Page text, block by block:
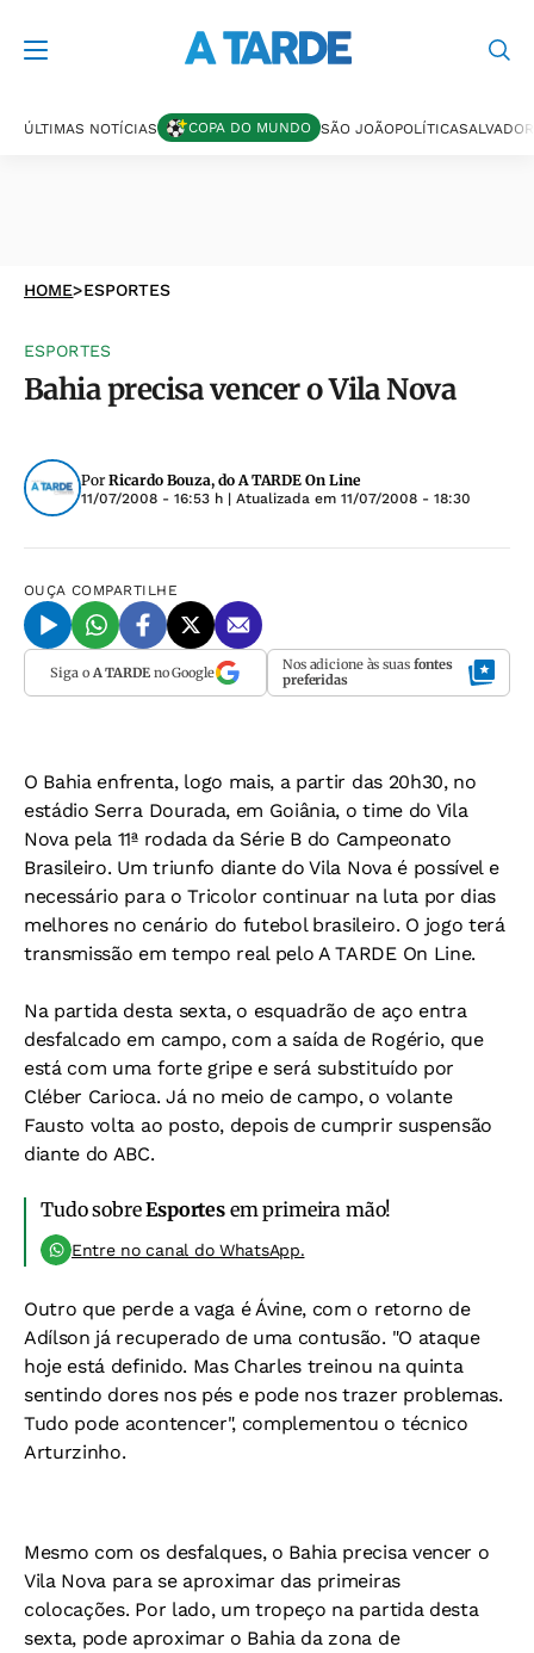
ÚLTIMAS NOTÍCIAS COPA DO MUNDO SÃO JOÃOPOLÍTICASALVADOR
HOME>ESPORTES
ESPORTES
Bahia precisa vencer o Vila Nova
Por Ricardo Bouza, do A TARDE On Line
11/07/2008 - 16:53 h | Atualizada em 11/07/2008 - 18:30
OUÇA COMPARTILHE
Siga o A TARDEno Google Nos adicione às suas fontes
preferidas
O Bahia enfrenta, logo mais, a partir das 20h30, no
estádio Serra Dourada, em Goiânia, o time do Vila
Nova pela 11ª rodada da Série B do Campeonato
Brasileiro. Um triunfo diante do Vila Nova é possível e
necessário para o Tricolor continuar na luta por dias
melhores no cenário do futebol brasileiro. O jogo terá
transmissão em tempo real pelo A TARDE On Line.
Na partida desta sexta, o esquadrão de aço entra
desfalcado em campo, com a saída de Rogério, que
está com uma forte gripe e será substituído por
Cléber Carioca. Já no meio de campo, o volante
Fausto volta ao posto, depois de cumprir suspensão
diante do ABC.
Tudo sobreEsportesem primeira mão!
Entre no canal do WhatsApp.
Outro que perde a vaga é Ávine, com o retorno de
Adílson já recuperado de uma contusão. "O ataque
hoje está definido. Mas Charles treinou na quinta
sentindo dores nos pés e pode nos trazer problemas.
Tudo pode acontencer", complementou o técnico
Arturzinho.
Mesmo com os desfalques, o Bahia precisa vencer o
Vila Nova para se aproximar das primeiras
colocações. Por lado, um tropeço na partida desta
sexta, pode aproximar o Bahia da zona de